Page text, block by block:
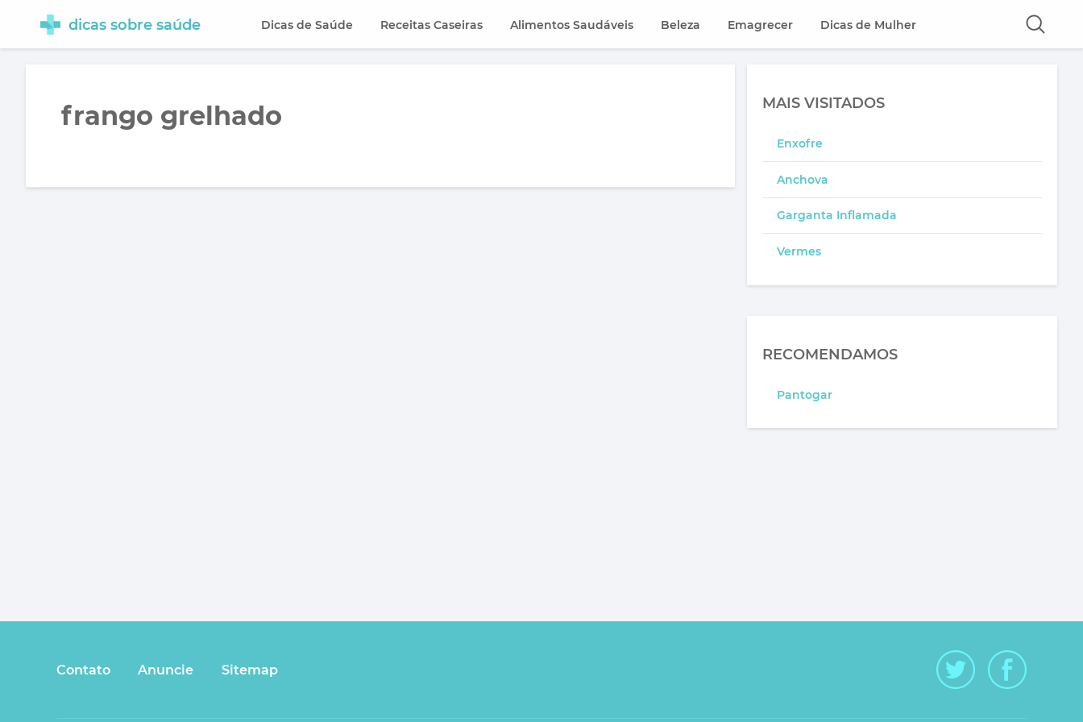
dicas sobre saúde Dicas de Saúde Receitas Caseiras Alimentos Saudáveis Beleza Emagrecer Dicas de Mulher
frango grelhado MAIS VISITADOS
Enxofre
Anchova
Garganta Inflamada
Vermes
RECOMENDAMOS
Pantogar
Contato Anuncie Sitemap